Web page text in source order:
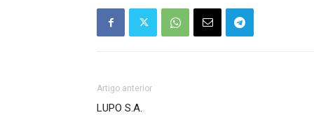
Artigo anterior
LUPO S.A.